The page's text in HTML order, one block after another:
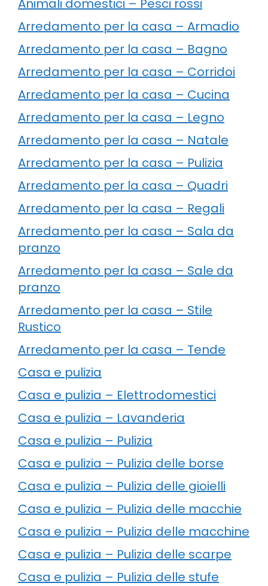
Arredamento per la casa – Armadio
Arredamento per la casa – Bagno
Arredamento per la casa – Corridoi
Arredamento per la casa – Cucina
Arredamento per la casa – Legno
Arredamento per la casa – Natale
Arredamento per la casa – Pulizia
Arredamento per la casa – Quadri
Arredamento per la casa – Regali
Arredamento per la casa – Sala da
pranzo
Arredamento per la casa – Sale da
pranzo
Arredamento per la casa – Stile
Rustico
Arredamento per la casa – Tende
Casa e pulizia
Casa e pulizia – Elettrodomestici
Casa e pulizia – Lavanderia
Casa e pulizia – Pulizia
Casa e pulizia – Pulizia delle borse
Casa e pulizia – Pulizia delle gioielli
Casa e pulizia – Pulizia delle macchie
Casa e pulizia – Pulizia delle macchine
Casa e pulizia – Pulizia delle scarpe
Casa e pulizia – Pulizia delle stufe